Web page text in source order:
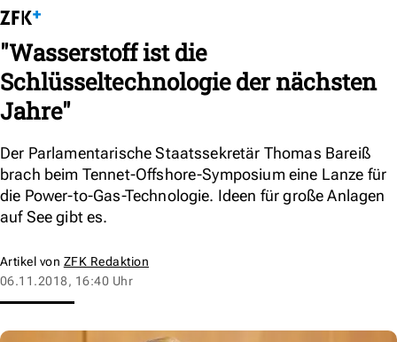
"Wasserstoff ist die
Schlüsseltechnologie der nächsten
Jahre"
Der Parlamentarische Staatssekretär Thomas Bareiß
brach beim Tennet-Offshore-Symposium eine Lanze für
die Power-to-Gas-Technologie. Ideen für große Anlagen
auf See gibt es.
Artikel von ZFK Redaktion
06.11.2018, 16:40 Uhr